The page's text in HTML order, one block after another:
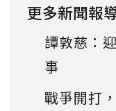
更多新聞報
譚敦慈：
事
戰爭開打